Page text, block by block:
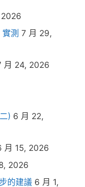
測 7 月 29,
月 24, 2026
) 6 月 22,
月 15, 2026
2026
的建議 6 月 1,